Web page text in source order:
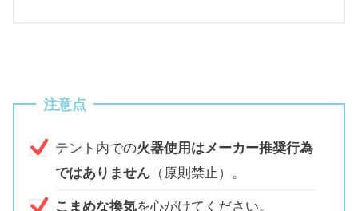
注意点
テント内での火器使用はメーカー推奨行為
ではありません （原則禁止）。
こまめな換気を心がけてください。